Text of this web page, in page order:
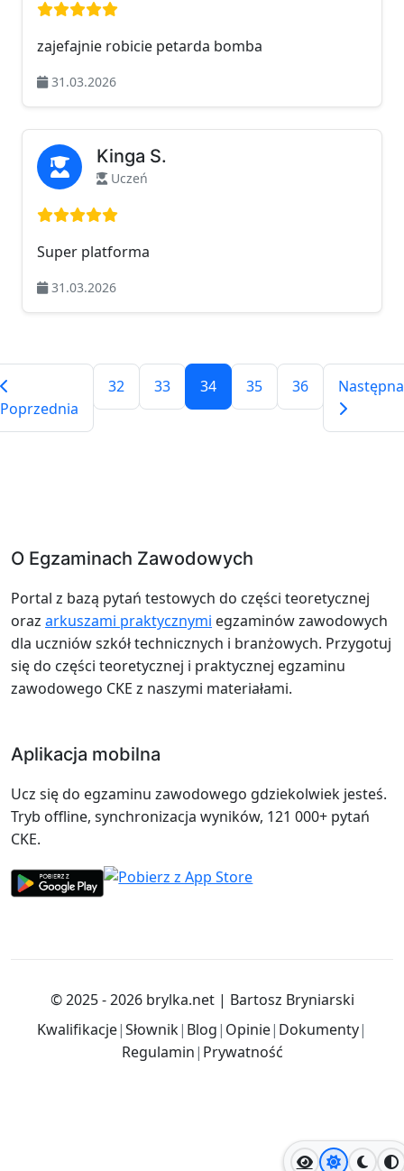
Ocena: 5 na 5
zajefajnie robicie petarda bomba
31.03.2026
Kinga S.
Uczeń
Ocena: 5 na 5
Super platforma
31.03.2026
Poprzednia
32 33 34 35 36 Następna
O Egzaminach Zawodowych
Portal z bazą pytań testowych do części teoretycznej
oraz arkuszami praktycznymi egzaminów zawodowych
dla uczniów szkół technicznych i branżowych. Przygotuj
się do części teoretycznej i praktycznej egzaminu
zawodowego CKE z naszymi materiałami.
Aplikacja mobilna
Ucz się do egzaminu zawodowego gdziekolwiek jesteś.
Tryb offline, synchronizacja wyników, 121 000+ pytań
CKE.
© 2025 - 2026 brylka.net| Bartosz Bryniarski
Kwalifikacje|Słownik| Blog| Opinie| Dokumenty|
Regulamin| Prywatność